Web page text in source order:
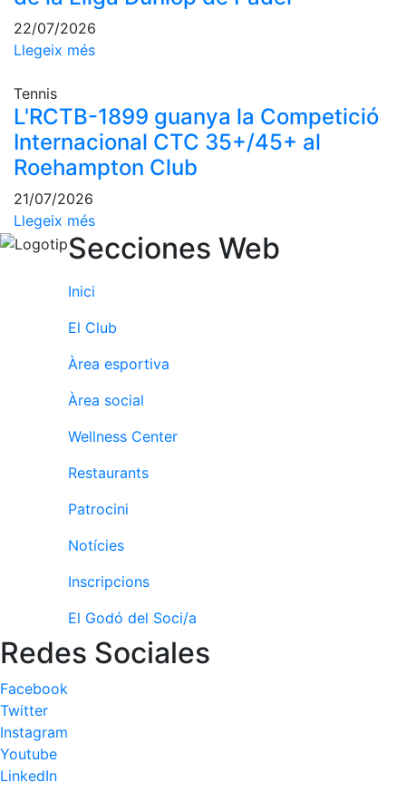
Pàdel
Campionat
de joc
Quadre
d'Honor
Històric
del
Campionat
Social
Normativa
Altres esports
Àrea social
Activitats
culturals
Talks
Calendari
Socials
Jocs de taula
Penyes del
Club
Wellness
Center
22/07/2026
Llegeix més
Tennis
L'RCTB-1899 guanya la Competició
Internacional CTC 35+/45+ al
Roehampton Club
21/07/2026
Llegeix més
Secciones Web
Inici
El Club
Àrea esportiva
Àrea social
Wellness Center
Restaurants
Patrocini
Notícies
Inscripcions
El Godó del Soci/a
Redes Sociales
Facebook
Twitter
Instagram
Youtube
LinkedIn